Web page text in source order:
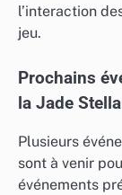
l’interaction
jeu.
Prochains
la Jade
Plusieurs
sont à venir
événements